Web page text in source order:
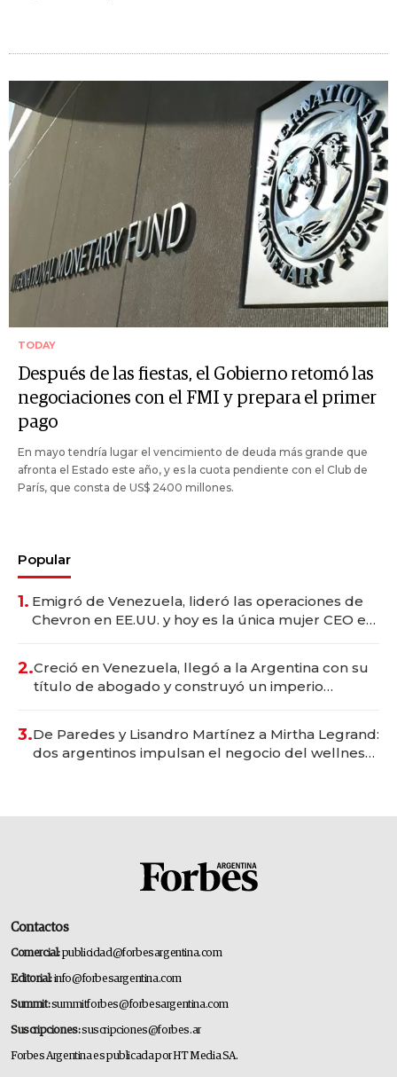
TODAY
Después de las fiestas, el Gobierno retomó las
negociaciones con el FMI y prepara el primer
pago
En mayo tendría lugar el vencimiento de deuda más grande que
afronta el Estado este año, y es la cuota pendiente con el Club de
París, que consta de US$ 2400 millones.
Popular
1. Emigró de Venezuela, lideró las operaciones de
Chevron en EE.UU. y hoy es la única mujer CEO en
2.Creció en Venezuela, llegó a la Argentina con su
título de abogado y construyó un imperio
3.De Paredes y Lisandro Martínez a Mirtha Legrand:
dos argentinos impulsan el negocio del wellness
Contactos
Comercial:publicidad@forbesargentina.com
Editorial:info@forbesargentina.com
Summit:summitforbes@forbesargentina.com
Suscripciones:suscripciones@forbes.ar
Forbes Argentina es publicada por HT Media SA.